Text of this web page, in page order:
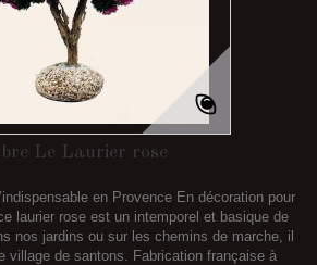
Le Laurier rose
en Provence En décoration pour
laurier rose est un intemporel et basique de
nos jardins ou sur les chemins de marche, il
village de santons. Fabrication française à